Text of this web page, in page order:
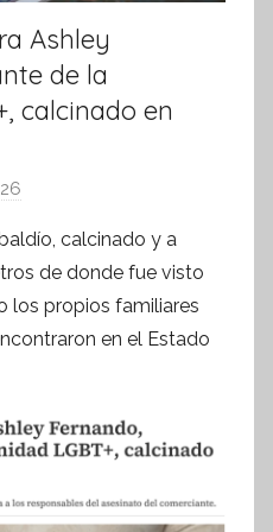
Ashley
de la
calcinado en
r
S
í
n
s
s
calcinado y a
de donde fue visto
los propios familiares
en el Estado